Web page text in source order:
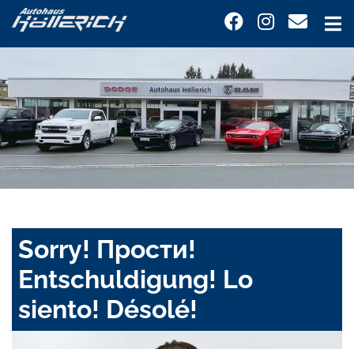
Sorry! Прости!
Entschuldigung! Lo
siento! Désolé!